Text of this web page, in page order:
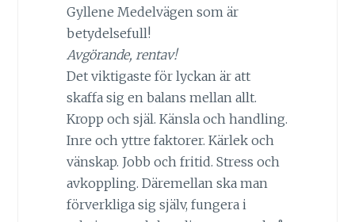
Gyllene Medelvägen som är
betydelsefull!
Avgörande, rentav!
Det viktigaste för lyckan är att
skaffa sig en balans mellan allt.
Kropp och själ. Känsla och handling.
Inre och yttre faktorer. Kärlek och
vänskap. Jobb och fritid. Stress och
avkoppling. Däremellan ska man
förverkliga sig själv, fungera i